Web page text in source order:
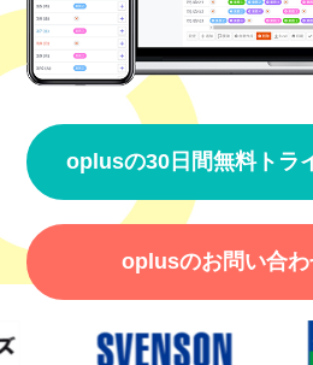
oplusの30日間無料トラ
oplusのお問い合わ